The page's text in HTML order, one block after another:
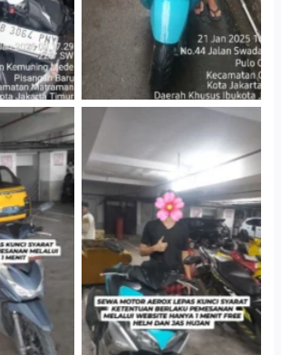
P6A
Cityplaza Jatinegara
Gedung Parkir P6A